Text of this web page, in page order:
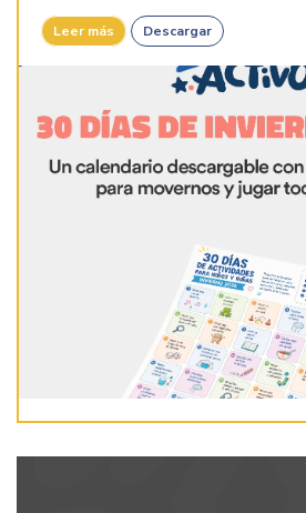
Leer más Descargar